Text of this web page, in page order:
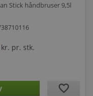
Stick håndbruser 9,5l
kr. pr. stk.
favorite